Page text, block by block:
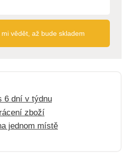
mi vědět, až bude skladem
6 dní v týdnu
zboží
jednom místě